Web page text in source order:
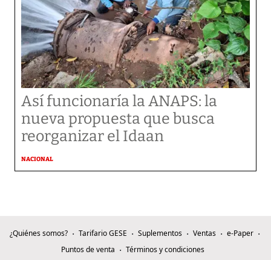
Así funcionaría la ANAPS: la
nueva propuesta que busca
reorganizar el Idaan
NACIONAL
¿Quiénes somos? Tarifario GESE Suplementos Ventas
e-Paper
Puntos de venta
Términos y condiciones